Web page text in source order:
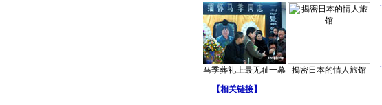
马季葬礼上最无耻一幕 揭密日本的情人旅馆
·
·
·
·
·
【相关链接】